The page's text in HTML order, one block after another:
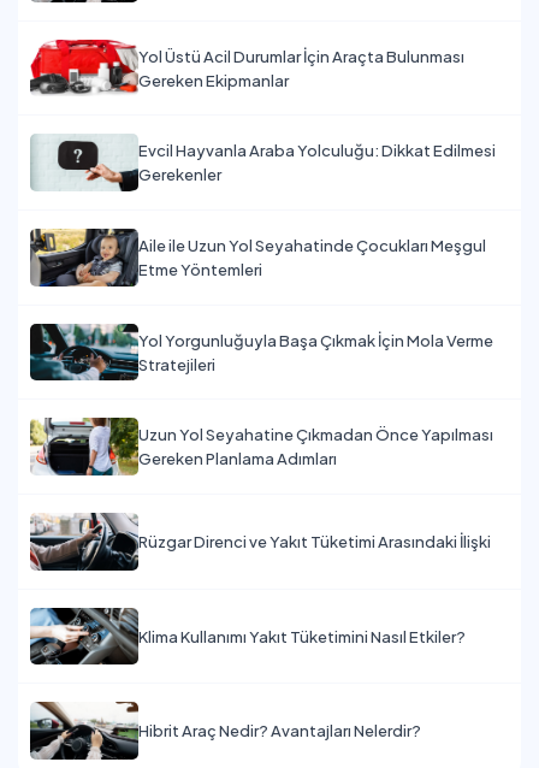
Yol Üstü Acil Durumlar İçin Araçta Bulunması
Gereken Ekipmanlar
Evcil Hayvanla Araba Yolculuğu: Dikkat Edilmesi
Gerekenler
Aile ile Uzun Yol Seyahatinde Çocukları Meşgul
Etme Yöntemleri
Yol Yorgunluğuyla Başa Çıkmak İçin Mola Verme
Stratejileri
Uzun Yol Seyahatine Çıkmadan Önce Yapılması
Gereken Planlama Adımları
Rüzgar Direnci ve Yakıt Tüketimi Arasındaki İlişki
Klima Kullanımı Yakıt Tüketimini Nasıl Etkiler?
Hibrit Araç Nedir? Avantajları Nelerdir?